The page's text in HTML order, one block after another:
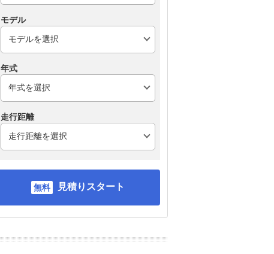
モデル
年式
走行距離
見積りスタート